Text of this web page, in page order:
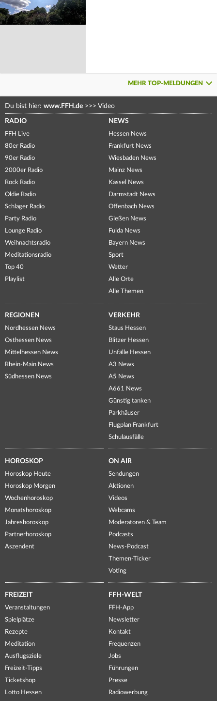
MEHR TOP-MELDUNGEN
Du bist hier: www.FFH.de >>> Video
RADIO
FFH Live
80er Radio
90er Radio
2000er Radio
Rock Radio
Oldie Radio
Schlager Radio
Party Radio
Lounge Radio
Weihnachtsradio
Meditationsradio
Top 40
Playlist
NEWS
Hessen News
Frankfurt News
Wiesbaden News
Mainz News
Kassel News
Darmstadt News
Offenbach News
Gießen News
Fulda News
Bayern News
Sport
Wetter
Alle Orte
Alle Themen
REGIONEN
Nordhessen News
Osthessen News
Mittelhessen News
Rhein-Main News
Südhessen News
VERKEHR
Staus Hessen
Blitzer Hessen
Unfälle Hessen
A3 News
A5 News
A661 News
Günstig tanken
Parkhäuser
Flugplan Frankfurt
Schulausfälle
HOROSKOP
Horoskop Heute
Horoskop Morgen
Wochenhoroskop
Monatshoroskop
Jahreshoroskop
Partnerhoroskop
Aszendent
ON AIR
Sendungen
Aktionen
Videos
Webcams
Moderatoren & Team
Podcasts
News-Podcast
Themen-Ticker
Voting
FREIZEIT
Veranstaltungen
Spielplätze
Rezepte
Meditation
Ausflugsziele
Freizeit-Tipps
Ticketshop
Lotto Hessen
FFH-WELT
FFH-App
Newsletter
Kontakt
Frequenzen
Jobs
Führungen
Presse
Radiowerbung